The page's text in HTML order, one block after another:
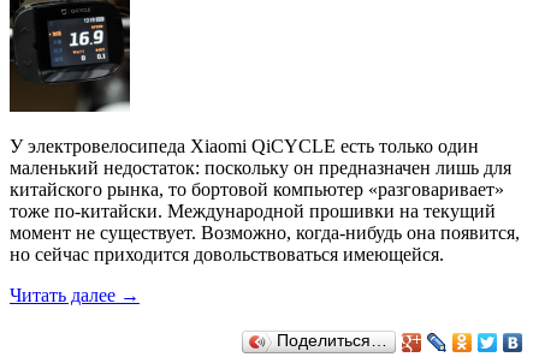
У электровелосипеда Xiaomi QiCYCLE есть только один
маленький недостаток: поскольку он предназначен лишь для
китайского рынка, то бортовой компьютер «разговаривает»
тоже по-китайски. Международной прошивки на текущий
момент не существует. Возможно, когда-нибудь она появится,
но сейчас приходится довольствоваться имеющейся.
Читать далее →
Поделиться…